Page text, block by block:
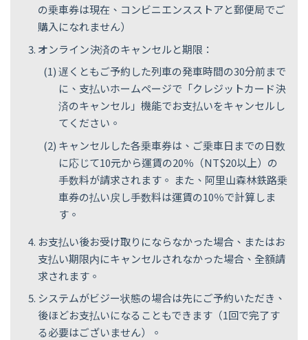
の乗車券は現在、コンビニエンスストアと郵便局でご
購入になれません）
オンライン決済のキャンセルと期限：
遅くともご予約した列車の発車時間の30分前まで
に、支払いホームページで「クレジットカード決
済のキャンセル」機能でお支払いをキャンセルし
てください。
キャンセルした各乗車券は、ご乗車日までの日数
に応じて10元から運賃の20％（NT$20以上）の
手数料が請求されます。 また、阿里山森林鉄路乗
車券の払い戻し手数料は運賃の10％で計算しま
す。
お支払い後お受け取りにならなかった場合、またはお
支払い期限内にキャンセルされなかった場合、全額請
求されます。
システムがビジー状態の場合は先にご予約いただき、
後ほどお支払いになることもできます（1回で完了す
る必要はございません）。